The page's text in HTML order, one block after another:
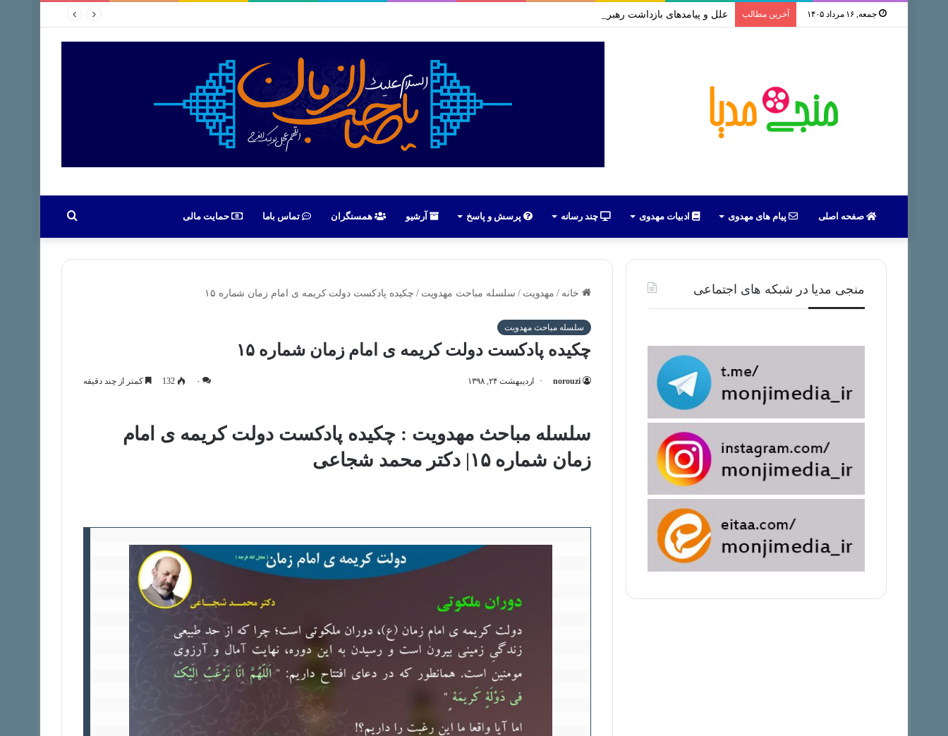
جمعه, ۱۶ مرداد ۱۴۰۵ آخرین مطالب علل و پیامدهای بازداشت رهبران حسینیون آذربایجان در ایران | علی اکبر رائفی پور
صفحه اصلی پیام های مهدوی ادبیات مهدوی چند رسانه پرسش و پاسخ آرشیو همسنگران تماس باما حمایت مالی
خانه / مهدویت / سلسله مباحث مهدویت / چکیده پادکست دولت کریمه ی امام زمان شماره ۱۵
سلسله مباحث مهدویت
چکیده پادکست دولت کریمه ی امام زمان شماره ۱۵
norouzi اردیبهشت ۲۴, ۱۳۹۸ ۰ 132 کمتر از چند دقیقه
سلسله مباحث مهدویت : چکیده پادکست دولت کریمه ی امام
زمان شماره ۱۵| دکتر محمد شجاعی
منجی مدیا در شبکه های اجتماعی